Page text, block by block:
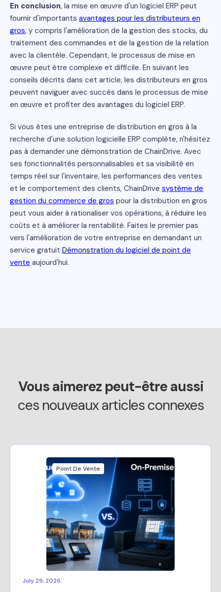
En conclusion, la mise en œuvre d'un logiciel ERP peut
fournir d'importants avantages pour les distributeurs en
gros, y compris l'amélioration de la gestion des stocks, du
traitement des commandes et de la gestion de la relation
avec la clientèle. Cependant, le processus de mise en
œuvre peut être complexe et difficile. En suivant les
conseils décrits dans cet article, les distributeurs en gros
peuvent naviguer avec succès dans le processus de mise
en œuvre et profiter des avantages du logiciel ERP.
Si vous êtes une entreprise de distribution en gros à la
recherche d'une solution logicielle ERP complète, n'hésitez
pas à demander une démonstration de ChainDrive. Avec
ses fonctionnalités personnalisables et sa visibilité en
temps réel sur l'inventaire, les performances des ventes
et le comportement des clients, ChainDrive système de
gestion du commerce de gros pour la distribution en gros
peut vous aider à rationaliser vos opérations, à réduire les
coûts et à améliorer la rentabilité. Faites le premier pas
vers l'amélioration de votre entreprise en demandant un
service gratuit Démonstration du logiciel de point de
vente aujourd'hui.
Vous aimerez peut-être aussi
ces nouveaux articles connexes
Point De Vente
July 29, 2026